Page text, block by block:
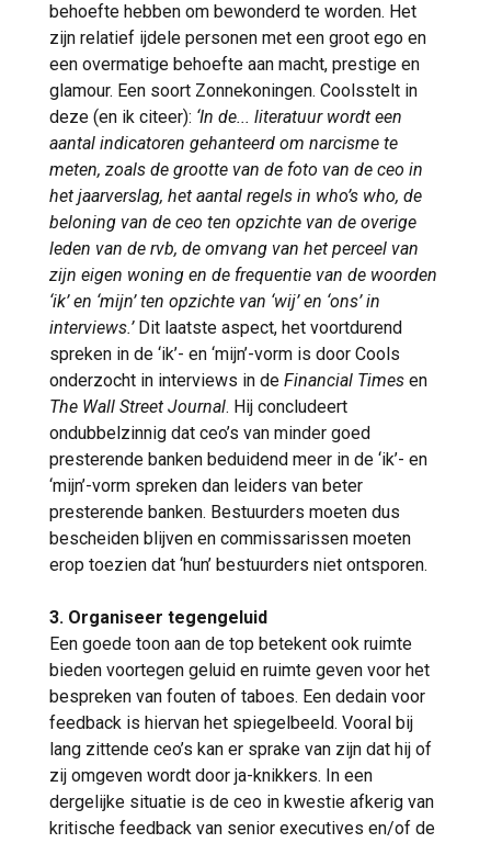
behoefte hebben om bewonderd te worden. Het
zijn relatief ijdele personen met een groot ego en
een overmatige behoefte aan macht, prestige en
glamour. Een soort Zonnekoningen. Coolsstelt in
deze (en ik citeer): ‘In de... literatuur wordt een
aantal indicatoren gehanteerd om narcisme te
meten, zoals de grootte van de foto van de ceo in
het jaarverslag, het aantal regels in who’s who, de
beloning van de ceo ten opzichte van de overige
leden van de rvb, de omvang van het perceel van
zijn eigen woning en de frequentie van de woorden
‘ik’ en ‘mijn’ ten opzichte van ‘wij’ en ‘ons’ in
interviews.’Dit laatste aspect, het voortdurend
spreken in de ‘ik’- en ‘mijn’-vorm is door Cools
onderzocht in interviews in de Financial Times en
The Wall Street Journal. Hij concludeert
ondubbelzinnig dat ceo’s van minder goed
presterende banken beduidend meer in de ‘ik’- en
‘mijn’-vorm spreken dan leiders van beter
presterende banken. Bestuurders moeten dus
bescheiden blijven en commissarissen moeten
erop toezien dat ‘hun’ bestuurders niet ontsporen.
3. Organiseer tegengeluid
Een goede toon aan de top betekent ook ruimte
bieden voortegen geluid en ruimte geven voor het
bespreken van fouten of taboes. Een dedain voor
feedback is hiervan het spiegelbeeld. Vooral bij
lang zittende ceo’s kan er sprake van zijn dat hij of
zij omgeven wordt door ja-knikkers. In een
dergelijke situatie is de ceo in kwestie afkerig van
kritische feedback van senior executives en/of de